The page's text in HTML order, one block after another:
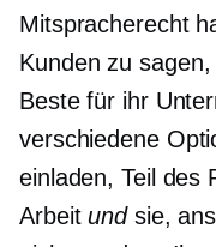
Mitspracherecht
Kunden zu
Beste für ihr
verschiedene
einladen, Teil des
Arbeitund sie,